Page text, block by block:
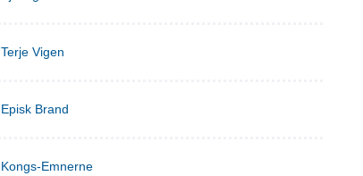
Terje Vigen
Episk Brand
Kongs-Emnerne